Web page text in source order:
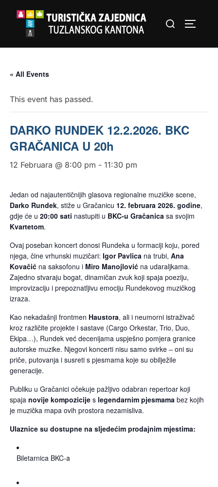
Search
« All Events
This event has passed.
DARKO RUNDEK 12.2.2026. BKC
GRAČANICA U 20h
12 Februara @ 8:00 pm - 11:30 pm
Jedan od najautentičnijih glasova regionalne muzičke scene,
Darko Rundek, stiže u Gračanicu 12. februara 2026. godine,
gdje će u 20:00 sati nastupiti u BKC-u Gračanica sa svojim
Kvartetom.
Ovaj poseban koncert donosi Rundeka u formaciji koju, pored
njega, čine vrhunski muzičari: Igor Pavlica na trubi, Ana
Kovačić na saksofonu i Miro Manojlović na udaraljkama.
Zajedno stvaraju bogat, dinamičan zvuk koji spaja poeziju,
improvizaciju i prepoznatljivu emociju Rundekovog muzičkog
izraza.
Kao nekadašnji frontmen Haustora, ali i neumorni istraživač
kroz različite projekte i sastave (Cargo Orkestar, Trio, Duo,
Ekipa…), Rundek već decenijama uspješno pomjera granice
autorske muzike. Njegovi koncerti nisu samo svirke – oni su
priče, putovanja i susreti s pjesmama koje su obilježile
generacije.
Publiku u Gračanici očekuje pažljivo odabran repertoar koji
spaja novije kompozicije s legendarnim pjesmama bez kojih
je muzička mapa ovih prostora nezamisliva.
Ulaznice su dostupne na sljedećim prodajnim mjestima:
Biletarnica BKC-a